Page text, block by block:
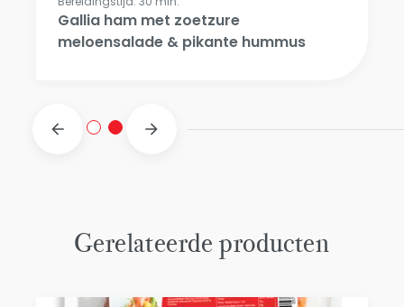
Gallia ham met zoetzure
meloensalade & pikante hummus
Gerelateerde producten